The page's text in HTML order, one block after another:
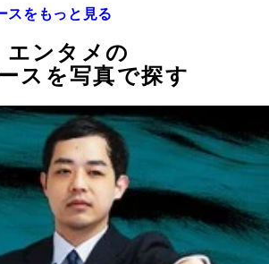
スをもっと見る
エンタメの
スを写真で探す